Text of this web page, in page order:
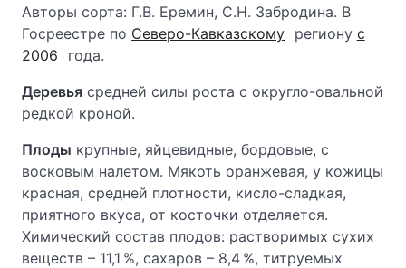
Авторы сорта: Г.В. Еремин, С.Н. Забродина. В
Госреестре по Северо-Кавказскому региону с
2006
года.
Деревья средней силы роста с округло-овальной
редкой кроной.
Плоды крупные, яйцевидные, бордовые, с
восковым налетом. Мякоть оранжевая, у кожицы
красная, средней плотности, кисло-сладкая,
приятного вкуса, от косточки отделяется.
Химический состав плодов: растворимых сухих
веществ – 11,1 %, сахаров – 8,4 %, титруемых